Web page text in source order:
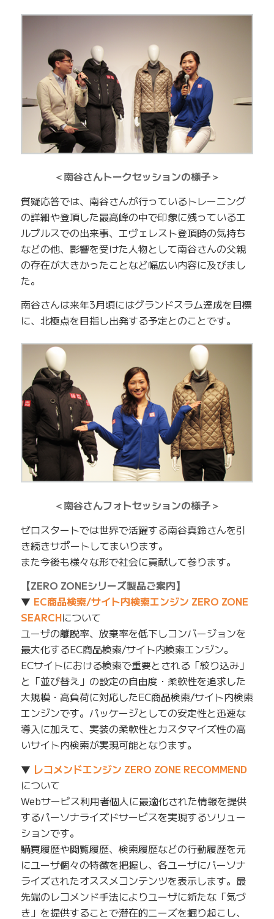
＜南谷さんトークセッションの様子＞
質疑応答では、南谷さんが行っているトレーニング
の詳細や登頂した最高峰の中で印象に残っているエ
ルブルスでの出来事、エヴェレスト登頂時の気持ち
などの他、影響を受けた人物として南谷さんの父親
の存在が大きかったことなど幅広い内容に及びまし
た。
南谷さんは来年3月頃にはグランドスラム達成を目標
に、北極点を目指し出発する予定とのことです。
＜南谷さんフォトセッションの様子＞
ゼロスタートでは世界で活躍する南谷真鈴さんを引
き続きサポートしてまいります。
また今後も様々な形で社会に貢献して参ります。
【ZERO ZONEシリーズ製品ご案内】
▼ EC商品検索/サイト内検索エンジン ZERO ZONE
SEARCHについて
ユーザの離脱率、放棄率を低下しコンバージョンを
最大化するEC商品検索/サイト内検索エンジン。
ECサイトにおける検索で重要とされる「絞り込み」
と「並び替え」の設定の自由度・柔軟性を追求した
大規模・高負荷に対応したEC商品検索/サイト内検索
エンジンです。パッケージとしての安定性と迅速な
導入に加えて、実装の柔軟性とカスタマイズ性の高
いサイト内検索が実現可能となります。
▼ レコメンドエンジン ZERO ZONE RECOMMEND
について
Webサービス利用者個人に最適化された情報を提供
するパーソナライズドサービスを実現するソリュー
ションです。
購買履歴や閲覧履歴、検索履歴などの行動履歴を元
にユーザ個々の特徴を把握し、各ユーザにパーソナ
ライズされたオススメコンテンツを表示します。最
先端のレコメンド手法によりユーザに新たな「気づ
き」を提供することで潜在的ニーズを掘り起こし、